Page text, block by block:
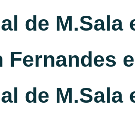
de M.Sala
Fernandes
de M.Sala